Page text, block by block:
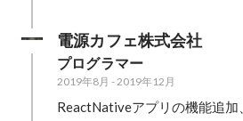
電源カフェ株式会社
プログラマー
2019年8月 - 2019年12月
ReactNativeアプリの機能追加